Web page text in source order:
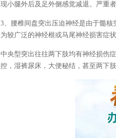
现小腿外后及足外侧感觉减退。严重
3、腰椎间盘突出压迫神经是由于髓
为较广泛的神经根或马尾神经损害症
中央型突出往往两下肢均有神经损伤
控，湿裤尿床，大便秘结，甚至两下